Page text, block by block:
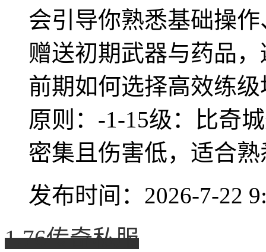
会引导你熟悉基础操
赠送初期武器与药品
前期如何选择高效练
原则：-1-15级：比奇
密集且伤害低，适合熟
发布时间：2026-7-22
1.76传奇私服